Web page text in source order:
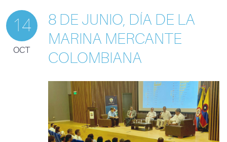
14
OCT
8 DE JUNIO, DÍA DE LA
MARINA MERCANTE
COLOMBIANA